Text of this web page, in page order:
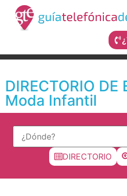
DIRECTORIO DE
Moda Infantil
DIRECTORIO